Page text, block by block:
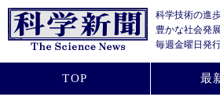
科学技術の進
豊かな社会発
毎週金曜日発
TOP 最